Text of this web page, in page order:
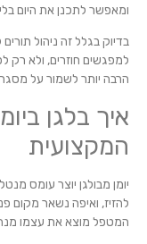
ומאפשר לתכנן את היום
בדיוק בגלל זה ניהול
למפגשים חוזרים, ולא רק
הרבה יותר לשמור על
איך בלגן
המקצועית
יומן מבולגן יוצר עומס
להזיז, ואיפה נשאר מקום
המטפל מוצא את עצמו